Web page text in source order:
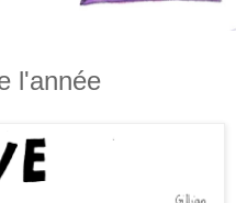
l'année